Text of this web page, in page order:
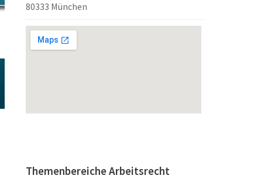
80333 München
Themenbereiche Arbeitsrecht